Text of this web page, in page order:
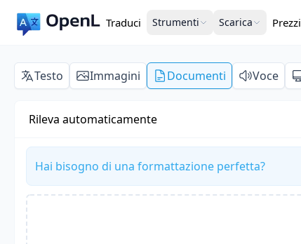
Traduci Strumenti Scarica Prezzi
Testo Immagini Documenti Voce
Rileva automaticamente
Hai bisogno di una formattazione perfetta?